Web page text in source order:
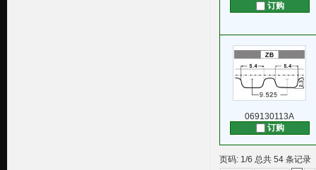
订购
订购
069130113A
页码: 1/6 总共 54 条记录